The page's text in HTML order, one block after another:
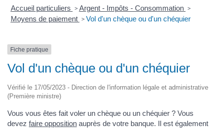
Accueil particuliers > Argent - Impôts - Consommation >
Moyens de paiement > Vol d'un chèque ou d'un chéquier
Fiche pratique
Vol d'un chèque ou d'un chéquier
Vérifié le 17/05/2023 - Direction de l'information légale et administrative
(Première ministre)
Vous vous êtes fait voler un chèque ou un chéquier ? Vous
devez faire opposition auprès de votre banque. Il est également